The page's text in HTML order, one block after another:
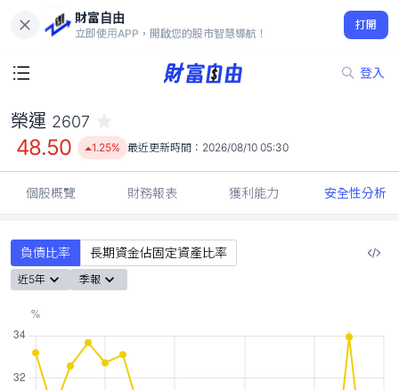
財富自由
立即使用APP，開啟您的股市智慧導航！
打開
登入
48.50
1.25%
榮運 2607
48.50 1.25% 最近更新時間： 2026/08/10 05:30
個股概覽 財務報表 獲利能力 安全性分析
負債比率 長期資金佔固定資產比率
近5年 季報